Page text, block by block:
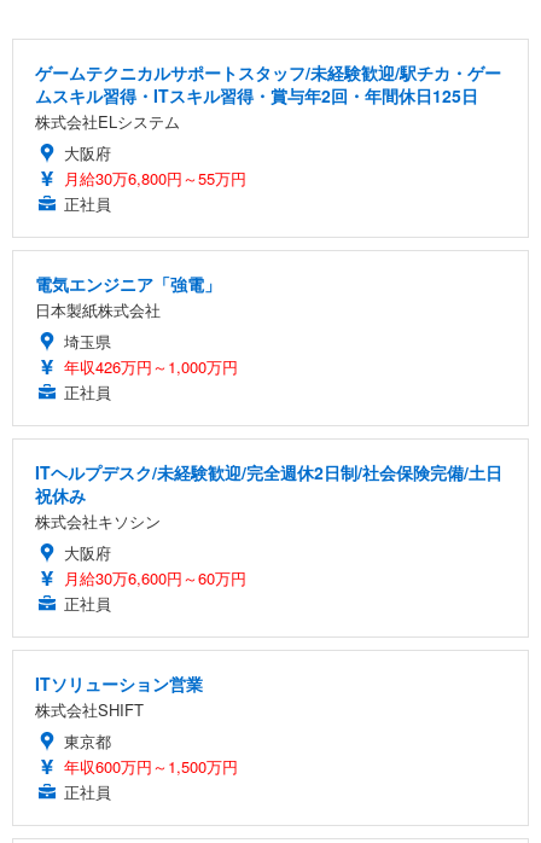
ゲームテクニカルサポートスタッフ/未経験歓迎/駅チカ・ゲー
ムスキル習得・ITスキル習得・賞与年2回・年間休日125日
株式会社ELシステム
大阪府
月給30万6,800円～55万円
正社員
電気エンジニア「強電」
日本製紙株式会社
埼玉県
年収426万円～1,000万円
正社員
ITヘルプデスク/未経験歓迎/完全週休2日制/社会保険完備/土日
祝休み
株式会社キソシン
大阪府
月給30万6,600円～60万円
正社員
ITソリューション営業
株式会社SHIFT
東京都
年収600万円～1,500万円
正社員